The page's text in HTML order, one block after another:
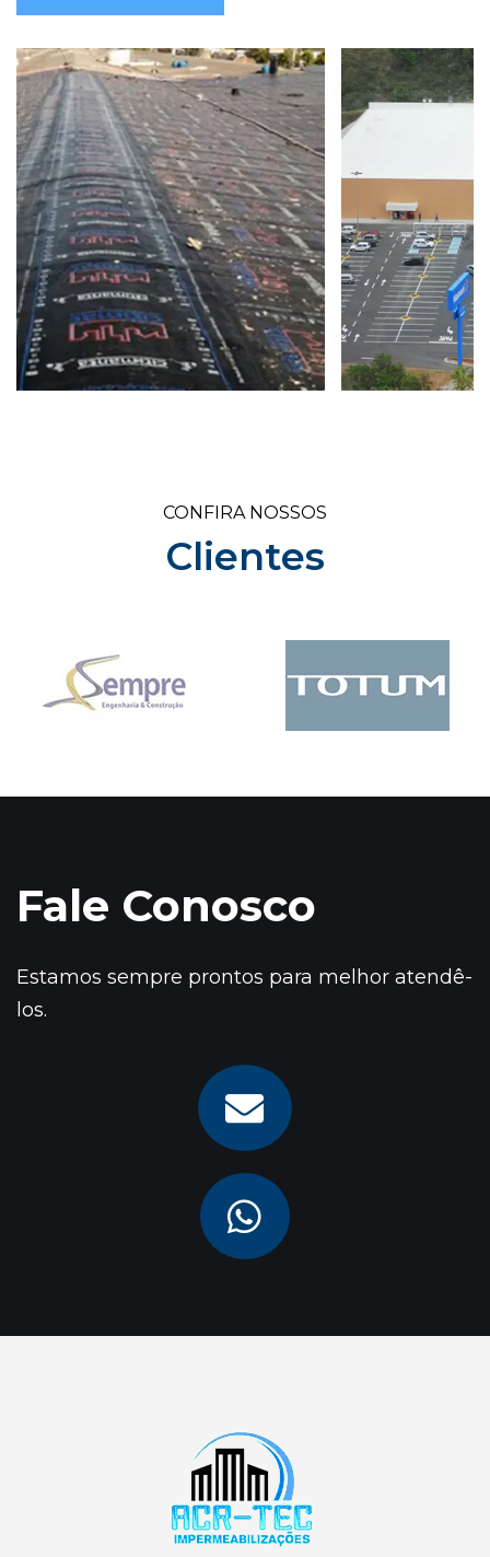
CONFIRA NOSSOS
Clientes
Fale Conosco
Estamos sempre prontos para melhor atendê-
los.